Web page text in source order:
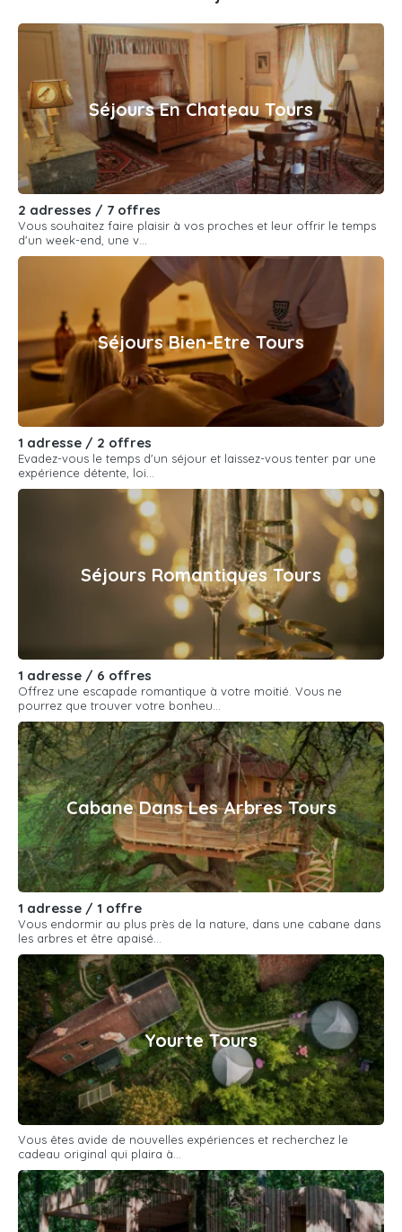
Séjours En Chateau Tours
2 adresses / 7 offres
Vous souhaitez faire plaisir à vos proches et leur offrir le temps
d'un week-end, une v...
Séjours Bien-Etre Tours
1 adresse / 2 offres
Evadez-vous le temps d'un séjour et laissez-vous tenter par une
expérience détente, loi...
Séjours Romantiques Tours
1 adresse / 6 offres
Offrez une escapade romantique à votre moitié. Vous ne
pourrez que trouver votre bonheu...
Cabane Dans Les Arbres Tours
1 adresse / 1 offre
Vous endormir au plus près de la nature, dans une cabane dans
les arbres et être apaisé...
Yourte Tours
Vous êtes avide de nouvelles expériences et recherchez le
cadeau original qui plaira à...